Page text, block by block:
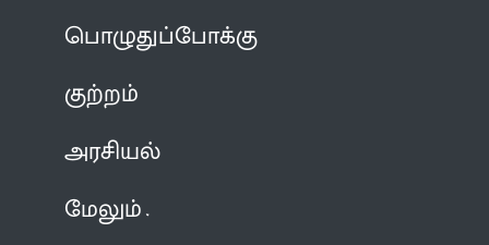
பொழுதுப்போக்கு
குற்றம்
அரசியல்
மேலும்